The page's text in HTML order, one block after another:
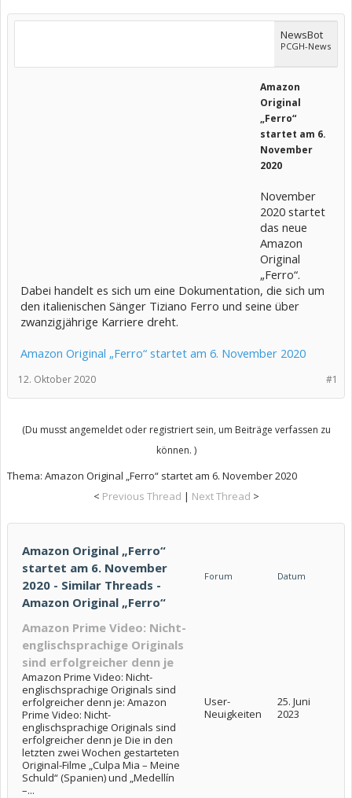
NewsBot
PCGH-News
Amazon
Original
„Ferro“
startet am 6.
November
2020
November
2020 startet
das neue
Amazon
Original
„Ferro“.
Dabei handelt es sich um eine Dokumentation, die sich um
den italienischen Sänger Tiziano Ferro und seine über
zwanzigjährige Karriere dreht.
Amazon Original „Ferro“ startet am 6. November 2020
#1
12. Oktober 2020
(Du musst angemeldet oder registriert sein, um Beiträge verfassen zu
können. )
Thema: Amazon Original „Ferro“ startet am 6. November 2020
< Previous Thread | Next Thread >
Amazon Original „Ferro“
startet am 6. November
2020 - Similar Threads -
Amazon Original „Ferro“
Forum Datum
Amazon Prime Video: Nicht-
englischsprachige Originals
sind erfolgreicher denn je
Amazon Prime Video: Nicht-
englischsprachige Originals sind
erfolgreicher denn je: Amazon
Prime Video: Nicht-
englischsprachige Originals sind
erfolgreicher denn je Die in den
letzten zwei Wochen gestarteten
Original-Filme „Culpa Mia – Meine
Schuld“ (Spanien) und „Medellín
–...
User-
Neuigkeiten
25. Juni
2023